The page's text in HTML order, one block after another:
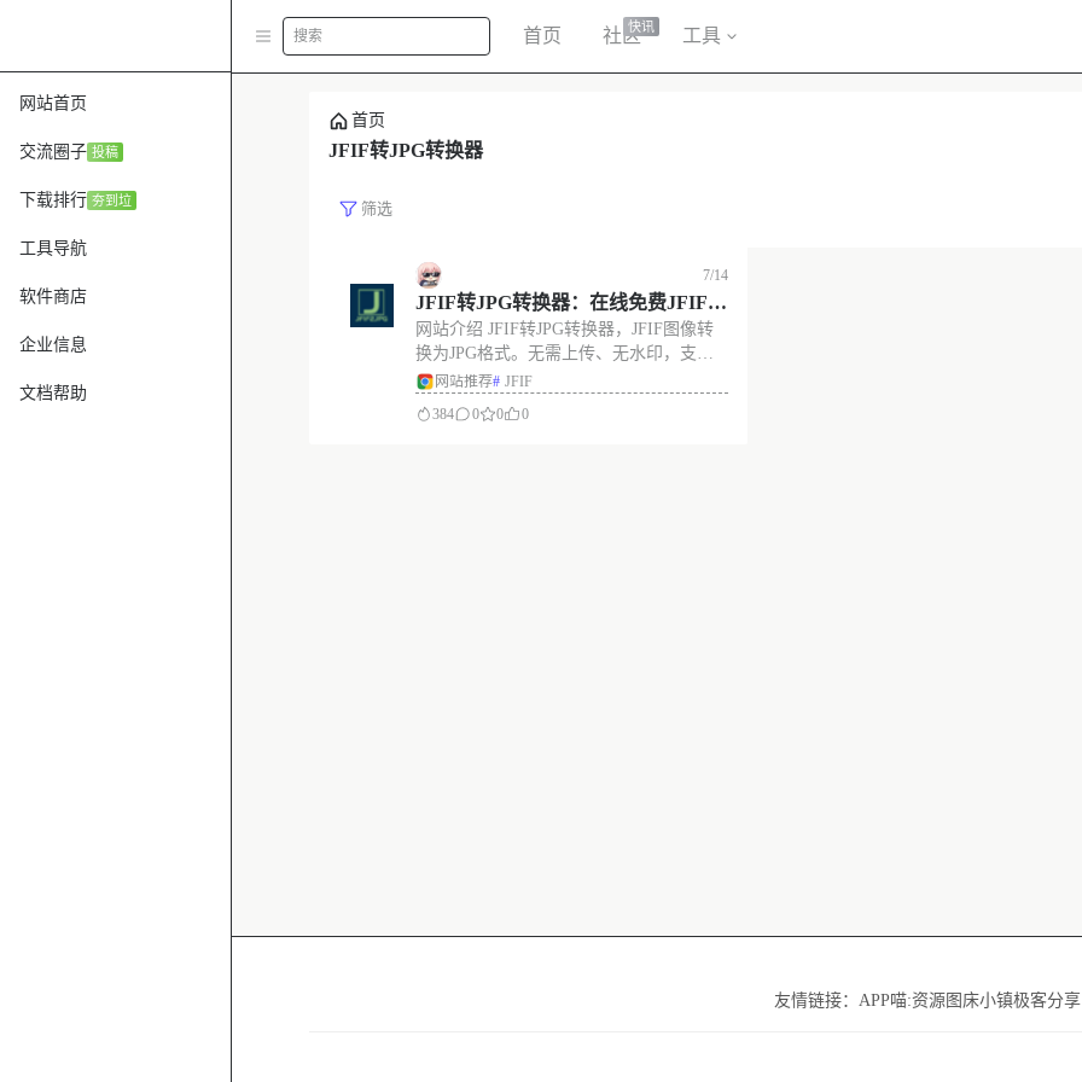
网站首页
交流圈子 投稿
下载排行 夯到垃
工具导航
软件商店
企业信息
文档帮助
搜索 首页 社区快讯 工具
首页
JFIF转JPG转换器
筛选
7/14
JFIF转JPG转换器：在线免费JFIF转
JPG，支持批量处理
网站介绍 JFIF转JPG转换器，JFIF图像转
换为JPG格式。无需上传、无水印，支持
批量处理。支持上传最大50MB的文件，
批量转换功能。 网站截图 特色 网站链接
网站推荐# JFIF
384
0 0 0
友情链接： APP喵:资源 图床小镇极客分享